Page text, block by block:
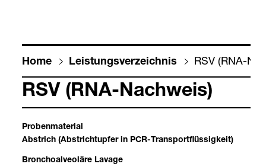
Home Leis­tungs­ver­zeich­nis RSV (RNA-​
RSV (RNA-​Nach­weis)
Pro­ben­ma­te­rial
Abstrich (Abst­rich­tup­fer in PCR-​Trans­port­flüs­sig­keit)
Bron­cho­alveoläre Lavage